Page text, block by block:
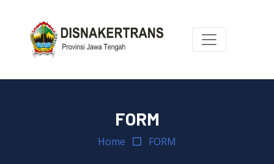
FORM
Home FORM